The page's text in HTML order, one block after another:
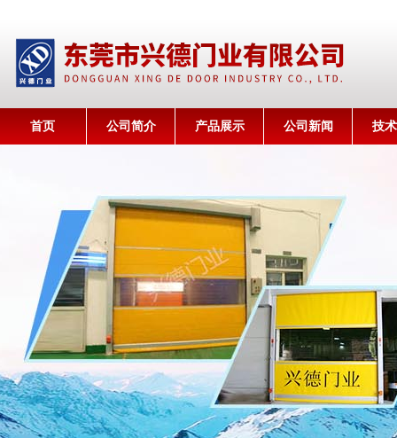
首页 公司简介 产品展示 公司新闻 技